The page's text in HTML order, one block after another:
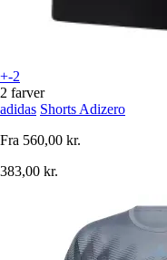
+-2
2 farver
adidas Shorts Adizero
Fra 560,00 kr.
383,00 kr.